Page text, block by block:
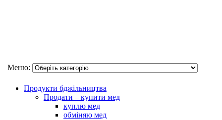
Меню:
Продукти бджільництва
Продати – купити мед
куплю мед
обміняю мед